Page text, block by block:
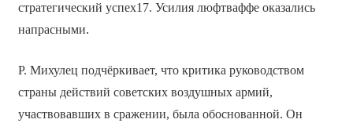
стратегический успех17. Усилия люфтваффе оказались
напрасными.
Р. Михулец подчёркивает, что критика руководством
страны действий советских воздушных армий,
участвовавших в сражении, была обоснованной. Он